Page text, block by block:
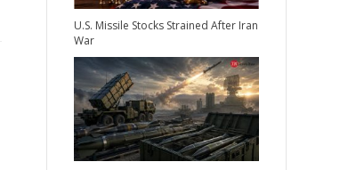
U.S. Missile Stocks Strained After Iran
War